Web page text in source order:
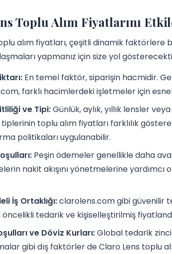
Toplu Alım Fiyatlarını
alım fiyatları, çeşitli dinamik
yapmanız için size yol
En temel faktör, siparişin hacmidir.
farklı hacimlerdeki işletmeler için
ve Tipi:Günlük, aylık, yıllık lensler
tiplerinin toplu alım fiyatları farklılık
politikaları uygulanabilir.
Peşin ödemeler genellikle daha
nakit akışını yönetmelerine
İş Ortaklığı:clarolens.com gibi güvenilir
öncelikli tedarik ve kişiselleştirilmiş
ve Döviz Kurları:Global tedarik
gibi dış faktörler de Claro Lens toplu